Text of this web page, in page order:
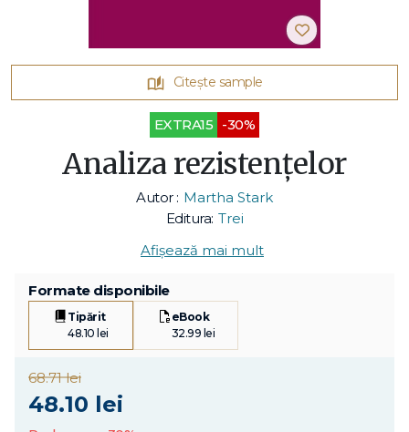
Citește sample
EXTRA15 -30%
Analiza rezistențelor
Autor : Martha Stark
Editura: Trei
Afișează mai mult
Formate disponibile
Tipărit
48.10 lei
eBook
32.99 lei
68.71 lei
48.10 lei